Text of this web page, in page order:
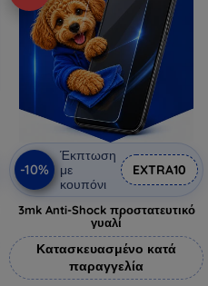
-10%
Έκπτωση
με
κουπόνι
EXTRA10
3mk Anti-Shock προστατευτικό
γυαλί
Κατασκευασμένο κατά
παραγγελία